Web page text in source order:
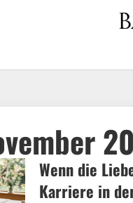
Wenn die
Karriere in